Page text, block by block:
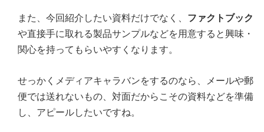
また、今回紹介したい資料だけでなく、 ファクトブック
や直接手に取れる製品サンプルなどを用意すると興味・
関心を持ってもらいやすくなります。
せっかくメディアキャラバンをするのなら、メールや郵
便では送れないもの、対面だからこその資料などを準備
し、アピールしたいですね。